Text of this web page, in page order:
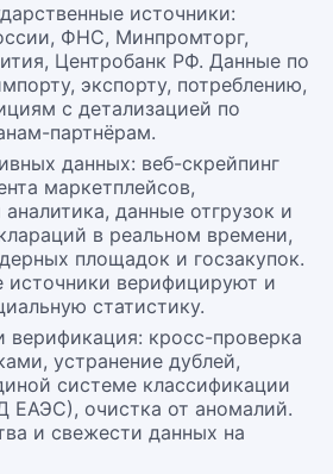
источники:
ФНС, Минпромторг,
Центробанк РФ. Данные по
экспорту, потреблению,
с детализацией по
партнёрам.
данных: веб-скрейпинг
маркетплейсов,
данные отгрузок и
в реальном времени,
площадок и госзакупок.
источники верифицируют и
статистику.
верификация: кросс-проверка
устранение дублей,
системе классификации
очистка от аномалий.
и свежести данных на